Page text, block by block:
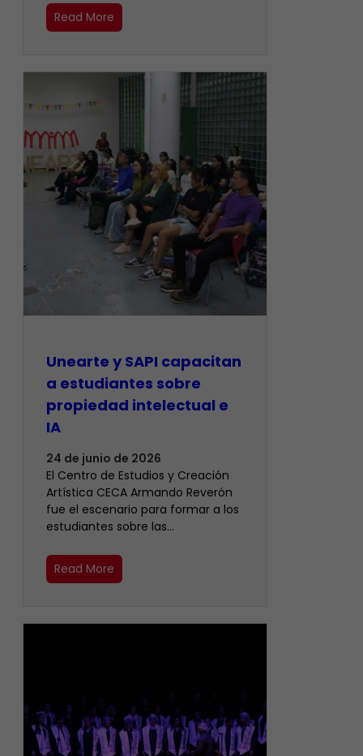
Read More
Unearte y SAPI capacitan
a estudiantes sobre
propiedad intelectual e
IA
24 de junio de 2026
El Centro de Estudios y Creación
Artística CECA Armando Reverón
fue el escenario para formar a los
estudiantes sobre las…
Read More